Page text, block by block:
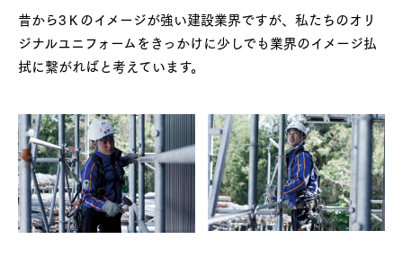
昔から3Ｋのイメージが強い建設業界ですが、私たちのオリ
ジナルユニフォームをきっかけに少しでも業界のイメージ払
拭に繋がればと考えています。